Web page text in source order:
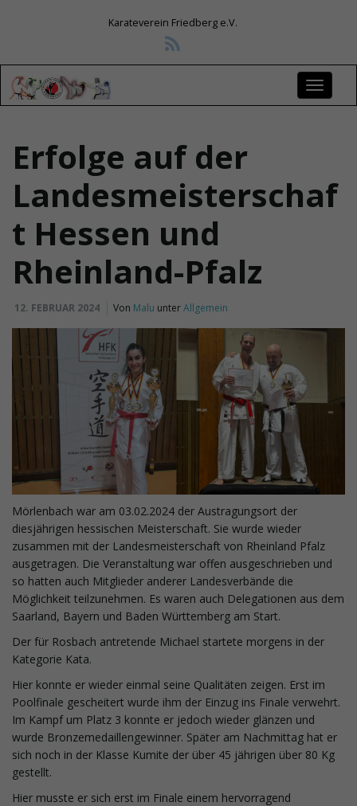
Karateverein Friedberg e.V.
Erfolge auf der
Landesmeisterschaf
t Hessen und
Rheinland-Pfalz
12. FEBRUAR 2024 Von Malu unterAllgemein
Mörlenbach war am 03.02.2024 der Austragungsort der
diesjährigen hessischen Meisterschaft. Sie wurde wieder
zusammen mit der Landesmeisterschaft von Rheinland Pfalz
ausgetragen. Die Veranstaltung war offen ausgeschrieben und
so hatten auch Mitglieder anderer Landesverbände die
Möglichkeit teilzunehmen. Es waren auch Delegationen aus dem
Saarland, Bayern und Baden Württemberg am Start.
Der für Rosbach antretende Michael startete morgens in der
Kategorie Kata.
Hier konnte er wieder einmal seine Qualitäten zeigen. Erst im
Poolfinale gescheitert wurde ihm der Einzug ins Finale verwehrt.
Im Kampf um Platz 3 konnte er jedoch wieder glänzen und
wurde Bronzemedaillengewinner. Später am Nachmittag hat er
sich noch in der Klasse Kumite der über 45 jährigen über 80 Kg
gestellt.
Hier musste er sich erst im Finale einem hervorragend